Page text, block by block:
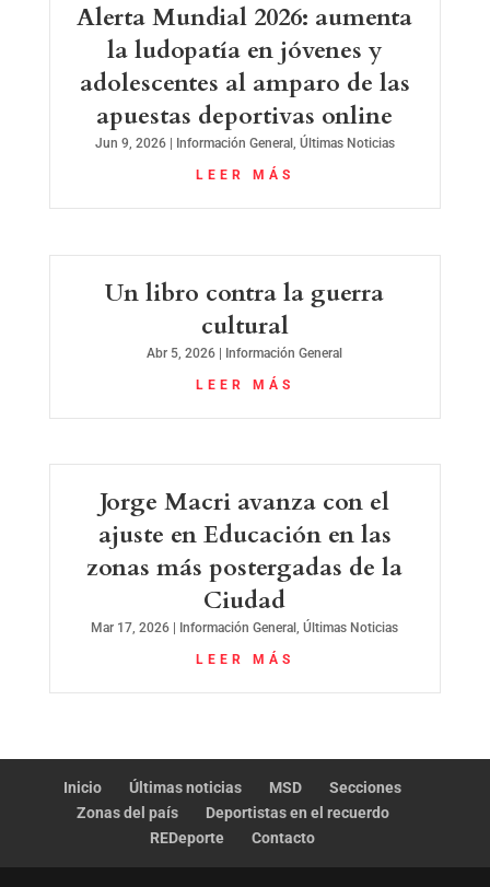
Alerta Mundial 2026: aumenta
la ludopatía en jóvenes y
adolescentes al amparo de las
apuestas deportivas online
Jun 9, 2026| Información General , Últimas Noticias
LEER MÁS
Un libro contra la guerra
cultural
Abr 5, 2026 | Información General
LEER MÁS
Jorge Macri avanza con el
ajuste en Educación en las
zonas más postergadas de la
Ciudad
Mar 17, 2026 | Información General,Últimas Noticias
LEER MÁS
Inicio Últimas noticias MSD
Secciones
Zonas del país
Deportistas en el recuerdo
REDeporte
Contacto